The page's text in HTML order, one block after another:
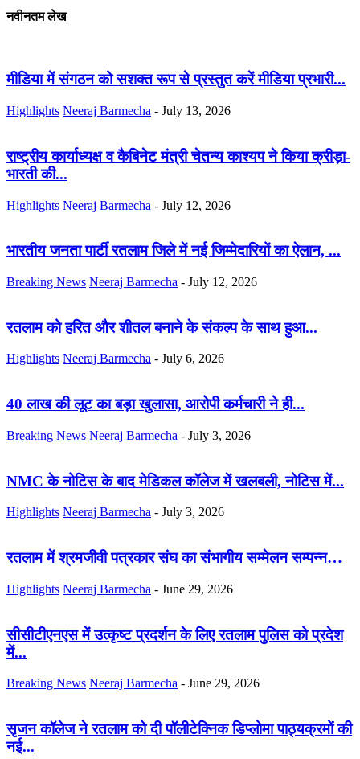
नवीनतम लेख
मीडिया में संगठन को सशक्त रूप से प्रस्तुत करें मीडिया प्रभारी...
Highlights Neeraj Barmecha - July 13, 2026
राष्ट्रीय कार्याध्यक्ष व कैबिनेट मंत्री चेतन्य काश्यप ने किया क्रीड़ा-
भारती की...
Highlights Neeraj Barmecha - July 12, 2026
भारतीय जनता पार्टी रतलाम जिले में नई जिम्मेदारियों का ऐलान, ...
Breaking News Neeraj Barmecha - July 12, 2026
रतलाम को हरित और शीतल बनाने के संकल्प के साथ हुआ...
Highlights Neeraj Barmecha - July 6, 2026
40 लाख की लूट का बड़ा खुलासा, आरोपी कर्मचारी ने ही...
Breaking News Neeraj Barmecha - July 3, 2026
NMC के नोटिस के बाद मेडिकल कॉलेज में खलबली, नोटिस में...
Highlights Neeraj Barmecha - July 3, 2026
रतलाम में श्रमजीवी पत्रकार संघ का संभागीय सम्मेलन सम्पन्न…
Highlights Neeraj Barmecha - June 29, 2026
सीसीटीएनएस में उत्कृष्ट प्रदर्शन के लिए रतलाम पुलिस को प्रदेश
में...
Breaking News Neeraj Barmecha - June 29, 2026
सृजन कॉलेज ने रतलाम को दी पॉलीटेक्निक डिप्लोमा पाठ्यक्रमों की
नई...